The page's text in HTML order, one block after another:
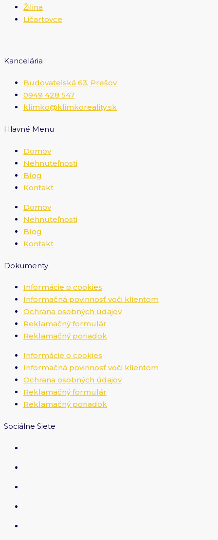
Žilina
Ličartovce
Kancelária
Budovateľská 63, Prešov
0949 428 547
klimko@klimkoreality.sk
Hlavné Menu
Domov
Nehnuteľnosti
Blog
Kontakt
Domov
Nehnuteľnosti
Blog
Kontakt
Dokumenty
Informácie o cookies
Informačná povinnosť voči klientom
Ochrana osobných údajov
Reklamačný formulár
Reklamačný poriadok
Informácie o cookies
Informačná povinnosť voči klientom
Ochrana osobných údajov
Reklamačný formulár
Reklamačný poriadok
Sociálne Siete